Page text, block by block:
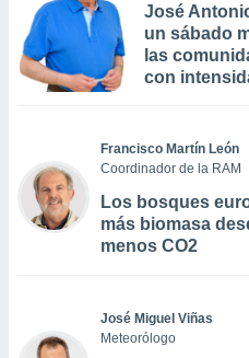
José
un sábado
las
con
Francisco Martín León
Coordinador de la RAM
Los bosques
más biomasa
menos CO2
José Miguel Viñas
Meteorólogo